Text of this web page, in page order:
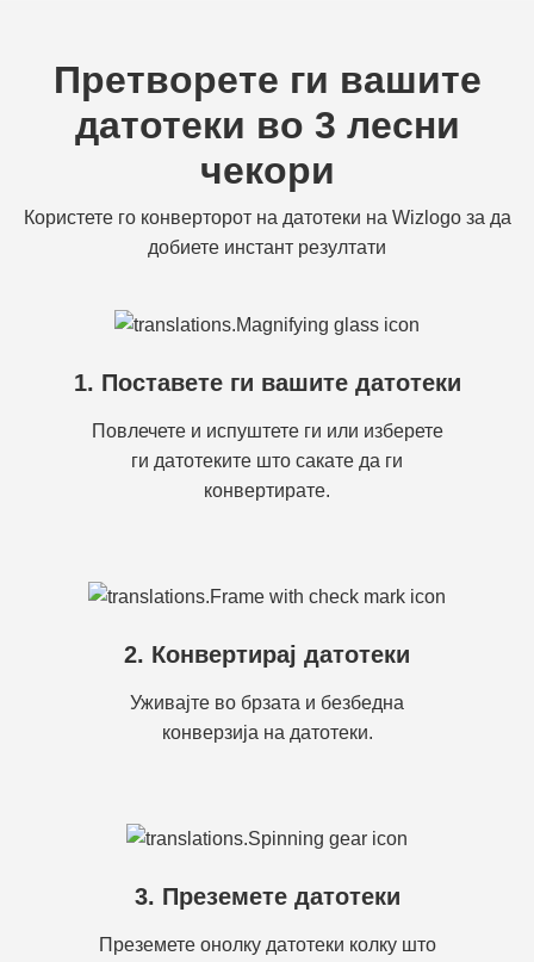
Претворете ги вашите
датотеки во 3 лесни
чекори
Користете го конверторот на датотеки на Wizlogo за да
добиете инстант резултати
1. Поставете ги вашите датотеки
Повлечете и испуштете ги или изберете
ги датотеките што сакате да ги
конвертирате.
2. Конвертирај датотеки
Уживајте во брзата и безбедна
конверзија на датотеки.
3. Преземете датотеки
Преземете онолку датотеки колку што